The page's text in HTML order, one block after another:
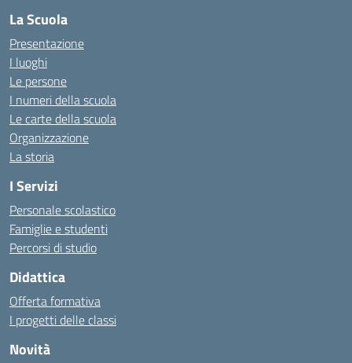
La Scuola
Presentazione
I luoghi
Le persone
I numeri della scuola
Le carte della scuola
Organizzazione
La storia
I Servizi
Personale scolastico
Famiglie e studenti
Percorsi di studio
Didattica
Offerta formativa
I progetti delle classi
Novità